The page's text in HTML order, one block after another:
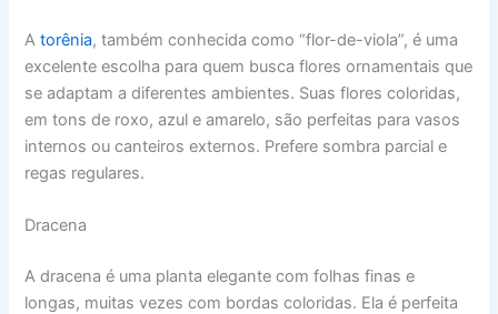
Atorênia, também conhecida como “flor-de-viola”, é uma
excelente escolha para quem busca flores ornamentais que
se adaptam a diferentes ambientes. Suas flores coloridas,
em tons de roxo, azul e amarelo, são perfeitas para vasos
internos ou canteiros externos. Prefere sombra parcial e
regas regulares.
Dracena
A dracena é uma planta elegante com folhas finas e
longas, muitas vezes com bordas coloridas. Ela é perfeita